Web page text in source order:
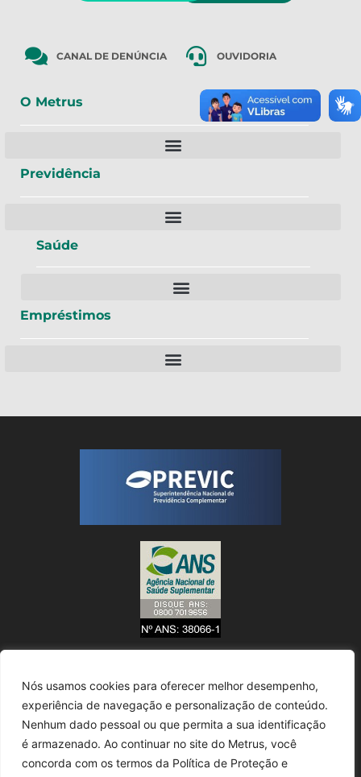
Nós usamos cookies para oferecer melhor desempenho,
experiência de navegação e personalização de conteúdo.
Nenhum dado pessoal ou que permita a sua identificação
é armazenado. Ao continuar no site do Metrus, você
concorda com os termos da Política de Proteção e
CANAL DE DENÚNCIA OUVIDORIA
O Metrus
Previdência
Saúde
Empréstimos